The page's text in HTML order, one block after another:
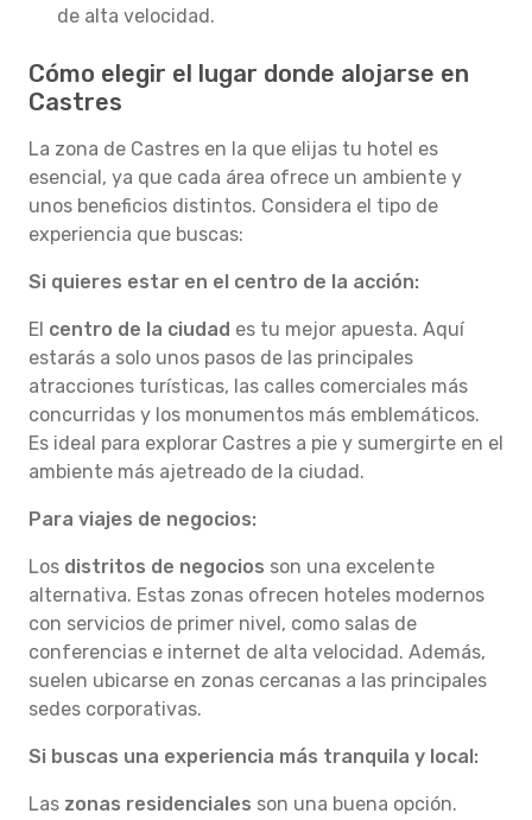
de alta velocidad.
Cómo elegir el lugar donde alojarse en
Castres
La zona de Castres en la que elijas tu hotel es
esencial, ya que cada área ofrece un ambiente y
unos beneficios distintos. Considera el tipo de
experiencia que buscas:
Si quieres estar en el centro de la acción:
El centro de la ciudad es tu mejor apuesta. Aquí
estarás a solo unos pasos de las principales
atracciones turísticas, las calles comerciales más
concurridas y los monumentos más emblemáticos.
Es ideal para explorar Castres a pie y sumergirte en el
ambiente más ajetreado de la ciudad.
Para viajes de negocios:
Los distritos de negocios son una excelente
alternativa. Estas zonas ofrecen hoteles modernos
con servicios de primer nivel, como salas de
conferencias e internet de alta velocidad. Además,
suelen ubicarse en zonas cercanas a las principales
sedes corporativas.
Si buscas una experiencia más tranquila y local:
Las zonas residenciales son una buena opción.